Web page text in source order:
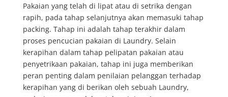
Pakaian yang telah di lipat atau di setrika dengan
rapih, pada tahap selanjutnya akan memasuki tahap
packing. Tahap ini adalah tahap terakhir dalam
proses pencucian pakaian di Laundry. Selain
kerapihan dalam tahap pelipatan pakaian atau
penyetrikaan pakaian, tahap ini juga memberikan
peran penting dalam penilaian pelanggan terhadap
kerapihan yang di berikan oleh sebuah Laundry,